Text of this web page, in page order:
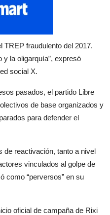
TREP fraudulento del 2017.
y la oligarquía”, expresó
social X.
pasados, el partido Libre
de base organizados y
para defender el
de reactivación, tanto a nivel
vinculados al golpe de
como “perversos” en su
oficial de campaña de Rixi